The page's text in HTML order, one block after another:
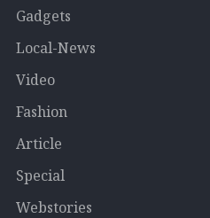
Gadgets
Local-News
Video
Fashion
Article
Special
Webstories